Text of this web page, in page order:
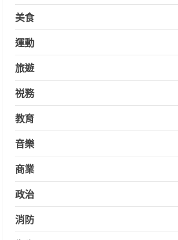
美食
運動
旅遊
祱務
教育
音樂
商業
政治
消防